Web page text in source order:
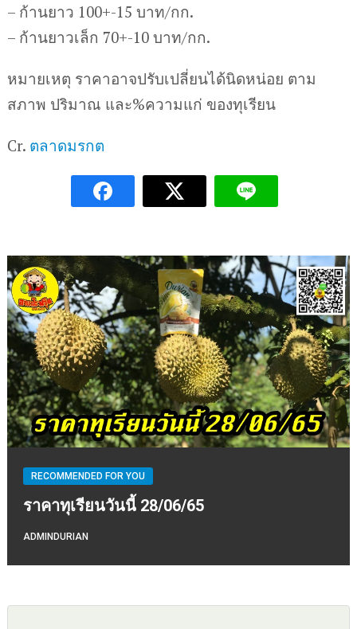
– ก้านยาว 100+-15 บาท/กก.
– ก้านยาวเล็ก 70+-10 บาท/กก.
หมายเหตุ ราคาอาจปรับเปลี่ยนได้นิดหน่อย ตาม
สภาพ ปริมาณ และ%ความแก่ ของทุเรียน
Cr. ตลาดมรกต
RECOMMENDED FOR YOU
ราคาทุเรียนวันนี้ 28/06/65
ADMINDURIAN